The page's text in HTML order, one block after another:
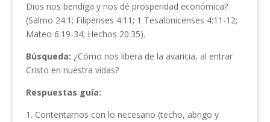
Dios nos bendiga y nos dé prosperidad económica?
(Salmo 24:1; Filipenses 4:11; 1 Tesalonicenses 4:11-12;
Mateo 6:19-34; Hechos 20:35).
Búsqueda: ¿Cómo nos libera de la avaricia, al entrar
Cristo en nuestra vidas?
Respuestas guía:
1. Contentarnos con lo necesario (techo, abrigo y